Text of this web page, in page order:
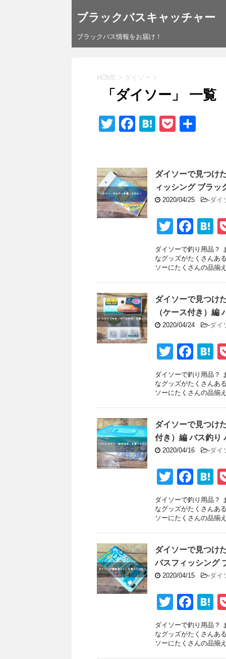
ブラックバスキャッチャー
ブラックバス情報をお届け！
HOME > ダイソー >
「ダイソー」 一覧
T
er
F
e
b
o
o
H
n
a
P
et
ダイソーで見つけ
ィッシング ブラッ
2020/04/25 -ダイ
T
wi
tt
er
F
a
c
e
b
o
o
k
H
e
n
a
ダイソーで釣り用品？
なグッズがたくさんあ
ソーにたくさんの品揃
ダイソーで見つけ
（ケース付き）編
2020/04/24 -ダイ
T
wi
tt
er
F
a
c
e
b
o
o
k
H
e
n
a
ダイソーで釣り用品？
なグッズがたくさんあ
ソーにたくさんの品揃
ダイソーで見つけ
付き）編 バス釣り
2020/04/16 -ダイ
T
wi
tt
er
F
a
c
e
b
o
o
k
H
e
n
a
ダイソーで釣り用品？
なグッズがたくさんあ
ソーにたくさんの品揃
ダイソーで見つけ
バスフィッシング
2020/04/15 -ダイ
T
wi
tt
er
F
a
c
e
H
e
n
ダイソーで釣り用品？
なグッズがたくさんあ
ソーにたくさんの品揃